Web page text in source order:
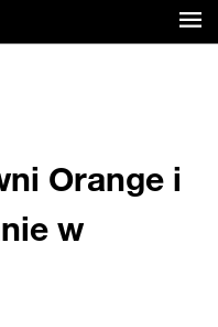
Orange i
w